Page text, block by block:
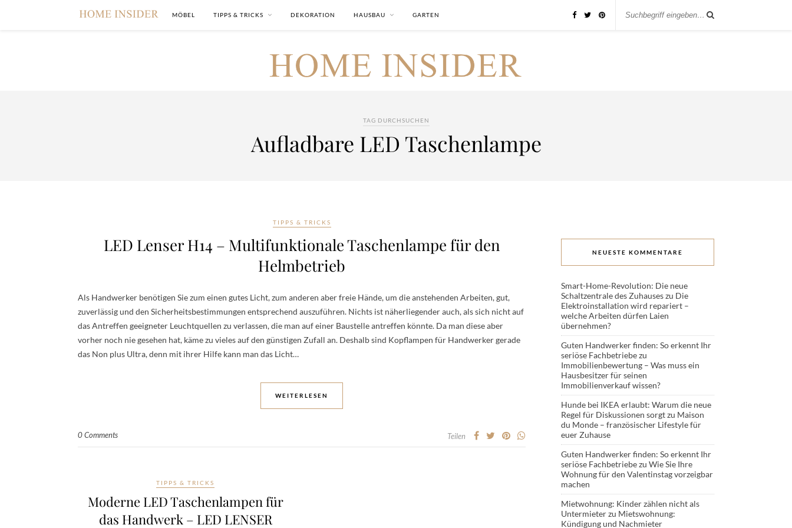
MÖBEL TIPPS & TRICKS DEKORATION HAUSBAU GARTEN
TAG DURCHSUCHEN
Aufladbare LED Taschenlampe
TIPPS & TRICKS
LED Lenser H14 – Multifunktionale Taschenlampe für den
Helmbetrieb
Als Handwerker benötigen Sie zum einen gutes Licht, zum anderen aber freie Hände, um die anstehenden Arbeiten, gut,
zuverlässig und den Sicherheitsbestimmungen entsprechend auszuführen. Nichts ist näherliegender auch, als sich nicht auf
das Antreffen geeigneter Leuchtquellen zu verlassen, die man auf einer Baustelle antreffen könnte. Da man diese aber
vorher noch nie gesehen hat, käme zu vieles auf den günstigen Zufall an. Deshalb sind Kopflampen für Handwerker gerade
das Non plus Ultra, denn mit ihrer Hilfe kann man das Licht…
WEITERLESEN
0 Comments Teilen
TIPPS & TRICKS
Moderne LED Taschenlampen für
das Handwerk – LED LENSER
NEUESTE KOMMENTARE
Smart-Home-Revolution: Die neue
Schaltzentrale des Zuhauseszu Die
Elektroinstallation wird repariert –
welche Arbeiten dürfen Laien
übernehmen?
Guten Handwerker finden: So erkennt Ihr
seriöse Fachbetriebezu
Immobilienbewertung – Was muss ein
Hausbesitzer für seinen
Immobilienverkauf wissen?
Hunde bei IKEA erlaubt: Warum die neue
Regel für Diskussionen sorgtzu Maison
du Monde – französischer Lifestyle für
euer Zuhause
Guten Handwerker finden: So erkennt Ihr
seriöse Fachbetriebezu Wie Sie Ihre
Wohnung für den Valentinstag vorzeigbar
machen
Mietwohnung: Kinder zählen nicht als
Untermieterzu Mietswohnung:
Kündigung und Nachmieter